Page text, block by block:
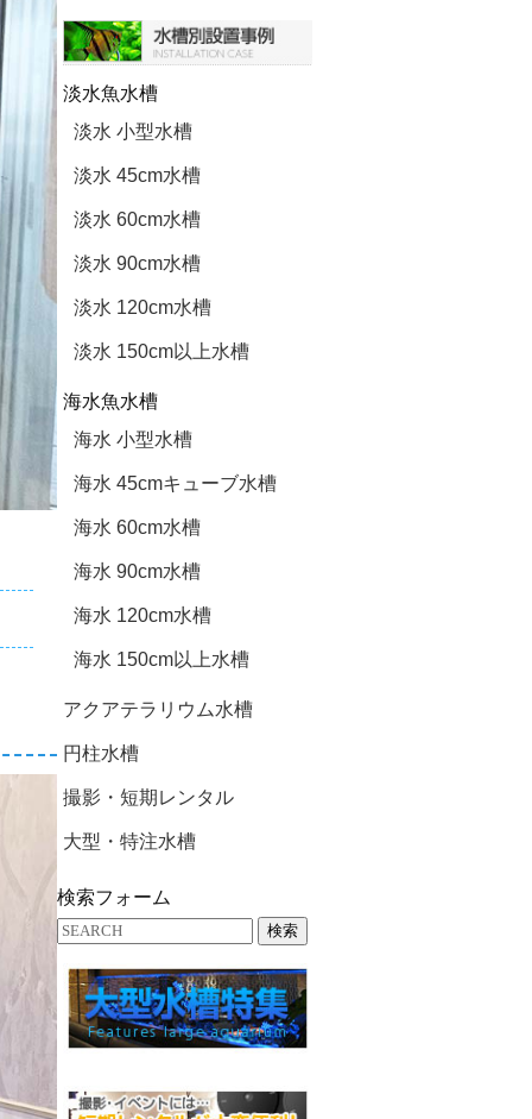
淡水魚水槽
淡水 小型水槽
淡水 45cm水槽
淡水 60cm水槽
淡水 90cm水槽
淡水 120cm水槽
淡水 150cm以上水槽
海水魚水槽
海水 小型水槽
海水 45cmキューブ水槽
海水 60cm水槽
海水 90cm水槽
海水 120cm水槽
海水 150cm以上水槽
アクアテラリウム水槽
円柱水槽
撮影・短期レンタル
大型・特注水槽
検索フォーム
検索